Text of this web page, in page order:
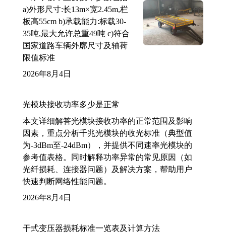
a)外形尺寸:长13m×宽2.45m,栏
板高55cm b)承载能力:标载30-
35吨,最大允许总重49吨 c)符合
国家道路车辆外廓尺寸及轴荷
限值标准
2026年8月4日
光模块接收功率多少是正常
本文详细解答光模块接收功率的正常范围及影响
因素，重点分析千兆光模块的收光标准（典型值
为-3dBm至-24dBm），并提供不同速率光模块的
参考值表格。同时解释功率异常的常见原因（如
光纤损耗、连接器问题）及解决方案，帮助用户
快速判断网络性能问题。
2026年8月4日
干式变压器损耗标准一览表及计算方法